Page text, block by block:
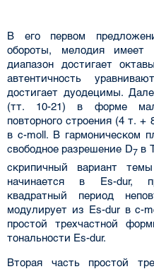
В его первом
обороты, мелодия имеет
диапазон достигает
автентичность
достигает дуодецимы.
(тт. 10-21) в форме
повторного строения (4 т.
в c-moll. В гармоническом
свободное разрешение D7в
скрипичный вариант
начинается в Es-dur,
квадратный период
модулирует из Es-dur в c-
простой трехчастной
тональности Es-dur.
Вторая часть простой